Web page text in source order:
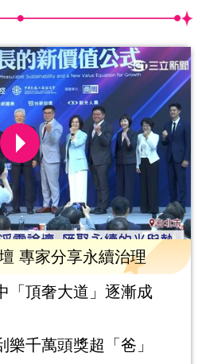
專家分享永續治理
頂奢大道」逐漸成
千萬頭獎超「爸」